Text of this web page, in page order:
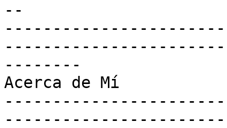
--
--------
Acerca de Mí